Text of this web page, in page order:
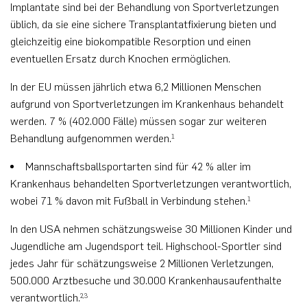
Implantate sind bei der Behandlung von Sportverletzungen
üblich, da sie eine sichere Transplantatfixierung bieten und
gleichzeitig eine biokompatible Resorption und einen
eventuellen Ersatz durch Knochen ermöglichen.
In der EU müssen jährlich etwa 6,2 Millionen Menschen
aufgrund von Sportverletzungen im Krankenhaus behandelt
werden. 7 % (402.000 Fälle) müssen sogar zur weiteren
Behandlung aufgenommen werden.1
Mannschaftsballsportarten sind für 42 % aller im
Krankenhaus behandelten Sportverletzungen verantwortlich,
wobei 71 % davon mit Fußball in Verbindung stehen.1
In den USA nehmen schätzungsweise 30 Millionen Kinder und
Jugendliche am Jugendsport teil. Highschool-Sportler sind
jedes Jahr für schätzungsweise 2 Millionen Verletzungen,
500.000 Arztbesuche und 30.000 Krankenhausaufenthalte
verantwortlich.2,3